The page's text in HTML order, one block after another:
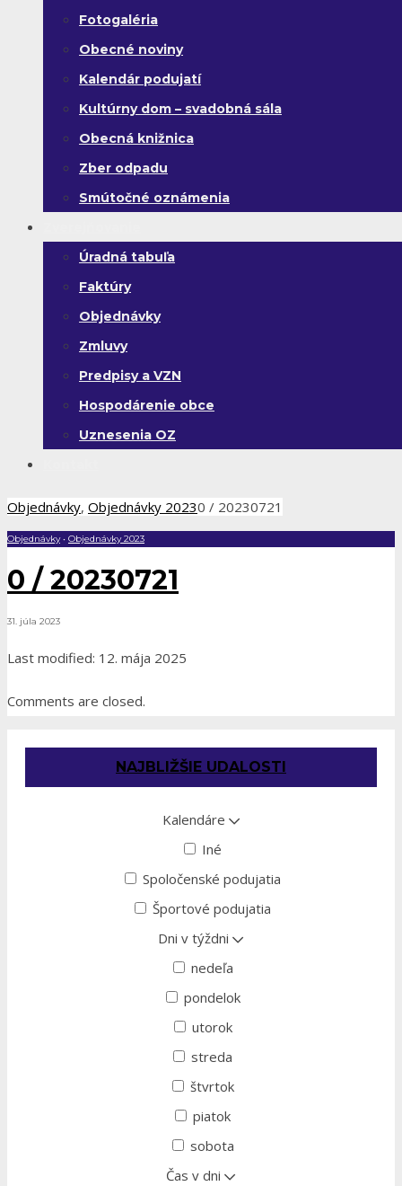
Fotogaléria
Obecné noviny
Kalendár podujatí
Kultúrny dom – svadobná sála
Obecná knižnica
Zber odpadu
Smútočné oznámenia
Úradná tabuľa
Faktúry
Objednávky
Zmluvy
Predpisy a VZN
Hospodárenie obce
Uznesenia OZ
Objednávky, Objednávky 20230 / 20230721
Objednávky• Objednávky 2023
0 / 20230721
31. júla 2023
Last modified: 12. mája 2025
Comments are closed.
NAJBLIŽŠIE UDALOSTI
Kalendáre
Iné
Spoločenské podujatia
Športové podujatia
Dni v týždni
nedeľa
pondelok
utorok
streda
štvrtok
piatok
sobota
Čas v dni